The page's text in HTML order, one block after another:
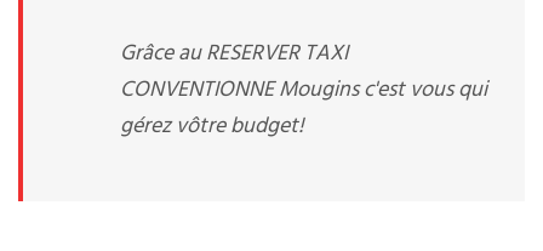
Grâce au RESERVER TAXI
CONVENTIONNE Mougins c'est vous qui
gérez vôtre budget!